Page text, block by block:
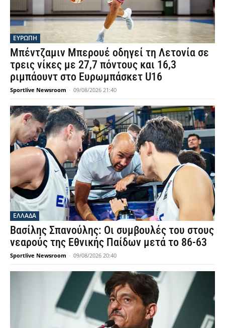
ΕΥΡΩΠΗ
Μπέντζαμιν Μπερουέ οδηγεί τη Λετονία σε
τρεις νίκες με 27,7 πόντους και 16,3
ριμπάουντ στο Ευρωμπάσκετ U16
Sportlive Newsroom - 09/08/2026 21:40
ΕΛΛΑΔΑ
Βασίλης Σπανούλης: Οι συμβουλές του στους
νεαρούς της Εθνικής Παίδων μετά το 86-63
Sportlive Newsroom - 09/08/2026 20:40